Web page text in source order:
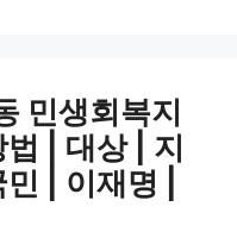
민생회복지
| 대상 | 지
| 이재명 |